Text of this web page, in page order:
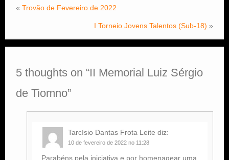
« Trovão de Fevereiro de 2022
I Torneio Jovens Talentos (Sub-18) »
5 thoughts on “II Memorial Luiz Sérgio
de Tiomno”
Tarcísio Dantas Frota Leite diz:
10 de fevereiro de 2022 no 11:28
Parabéns pela iniciativa e por homenagear uma